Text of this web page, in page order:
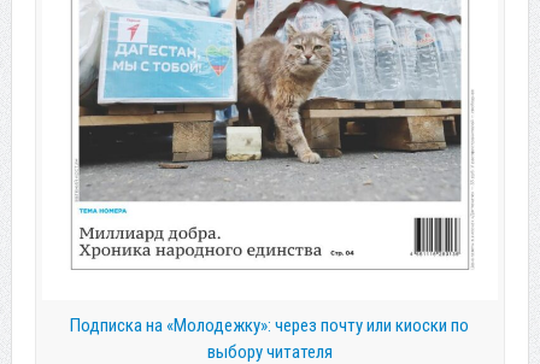
Подписка на «Молодежку»: через почту или киоски по
выбору читателя